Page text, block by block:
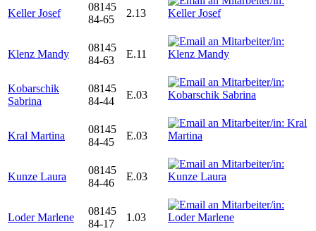
Keller Josef
08145
84-65
2.13
Klenz Mandy
08145
84-63
E.11
Kobarschik
Sabrina
08145
84-44
E.03
Kral Martina
08145
84-45
E.03
Kunze Laura
08145
84-46
E.03
Loder Marlene
08145
84-17
1.03